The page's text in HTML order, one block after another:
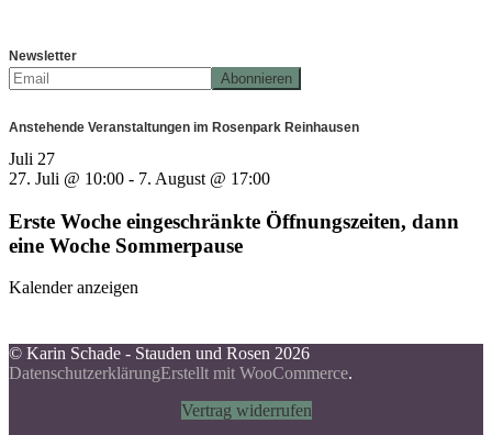
Newsletter
Anstehende Veranstaltungen im Rosenpark Reinhausen
Juli 27
27. Juli @ 10:00 - 7. August @ 17:00
Erste Woche eingeschränkte Öffnungszeiten, dann
eine Woche Sommerpause
Kalender anzeigen
© Karin Schade - Stauden und Rosen 2026
DatenschutzerklärungErstellt mit WooCommerce.
Vertrag widerrufen